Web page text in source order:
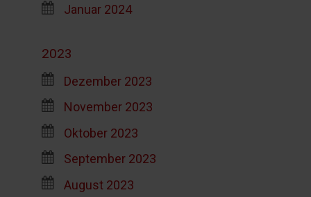
Januar 2024
2023
Dezember 2023
November 2023
Oktober 2023
September 2023
August 2023